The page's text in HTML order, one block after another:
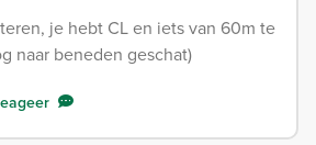
je hebt CL en iets van 60m te
naar beneden geschat)